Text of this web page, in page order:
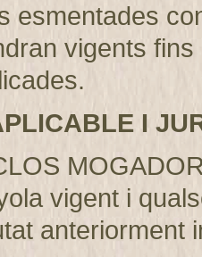
esmentades
vigents
.
I
vigent i
anteriorment